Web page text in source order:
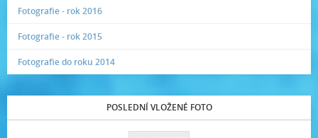
Fotografie - rok 2016
Fotografie - rok 2015
Fotografie do roku 2014
POSLEDNÍ VLOŽENÉ FOTO